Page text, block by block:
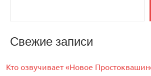
Свежие записи
Кто озвучивает «Новое